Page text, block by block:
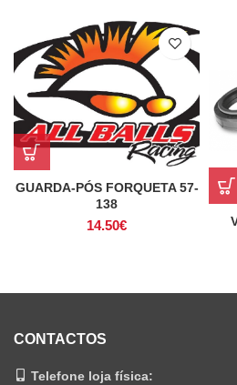
GUARDA-PÓS FORQUETA 57-
138
14.50€
CONTACTOS
Telefone loja física: